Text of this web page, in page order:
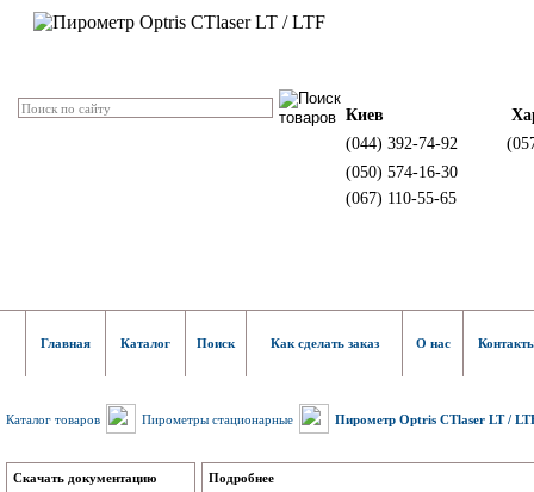
Киев
(044) 392-74-92
(050) 574-16-30
(067) 110-55-65
Главная Каталог Поиск Как сделать заказ О нас
Каталог товаров Пирометры стационарные Пирометр Optris CTlaser LT /
Скачать документацию Подробнее